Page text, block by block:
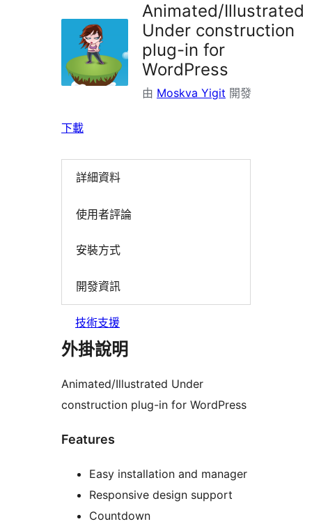
Animated/Illustrated
Under construction
plug-in for
WordPress
由 Moskva Yigit 開發
下載
詳細資料
使用者評論
安裝方式
開發資訊
技術支援
外掛說明
Animated/Illustrated Under
construction plug-in for WordPress
Features
Easy installation and manager
Responsive design support
Countdown